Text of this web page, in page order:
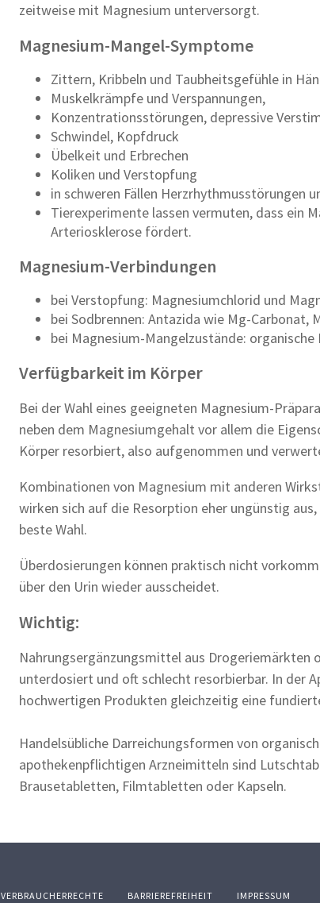
zeitweise mit Magnesium unterversorgt.
Magnesium-Mangel-Symptome
Zittern, Kribbeln und Taubheitsgefühle in
Muskelkrämpfe und Verspannungen,
Konzentrationsstörungen, depressive
Schwindel, Kopfdruck
Übelkeit und Erbrechen
Koliken und Verstopfung
in schweren Fällen Herzrhythmusstörungen
Tierexperimente lassen vermuten, dass ein
Arteriosklerose fördert.
Magnesium-Verbindungen
bei Verstopfung: Magnesiumchlorid und
bei Sodbrennen: Antazida wie Mg-
bei Magnesium-Mangelzustände:
Verfügbarkeit im Körper
Bei der Wahl eines geeigneten Magnesium-
neben dem Magnesiumgehalt vor allem die
Körper resorbiert, also aufgenommen und
Kombinationen von Magnesium mit anderen
wirken sich auf die Resorption eher ungünstig
beste Wahl.
Überdosierungen können praktisch nicht
über den Urin wieder ausscheidet.
Wichtig:
Nahrungsergänzungsmittel aus Drogeriemärkten
unterdosiert und oft schlecht resorbierbar. In der
hochwertigen Produkten gleichzeitig eine
Handelsübliche Darreichungsformen von
apothekenpflichtigen Arzneimitteln sind
Brausetabletten, Filmtabletten oder Kapseln.
VERBRAUCHERRECHTE BARRIEREFREIHEIT IMPRESSUM